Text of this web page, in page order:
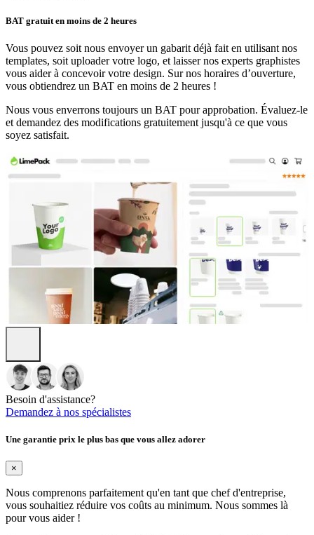
BAT gratuit en moins de 2 heures
Vous pouvez soit nous envoyer un gabarit déjà fait en utilisant nos
templates, soit uploader votre logo, et laisser nos experts graphistes
vous aider à concevoir votre design. Sur nos horaires d’ouverture,
vous obtiendrez un BAT en moins de 2 heures !
Nous vous enverrons toujours un BAT pour approbation. Évaluez-le
et demandez des modifications gratuitement jusqu'à ce que vous
soyez satisfait.
Besoin d'assistance?
Demandez à nos spécialistes
Une garantie prix le plus bas que vous allez adorer
×
Nous comprenons parfaitement qu'en tant que chef d'entreprise,
vous souhaitiez réduire vos coûts au minimum. Nous sommes là
pour vous aider !